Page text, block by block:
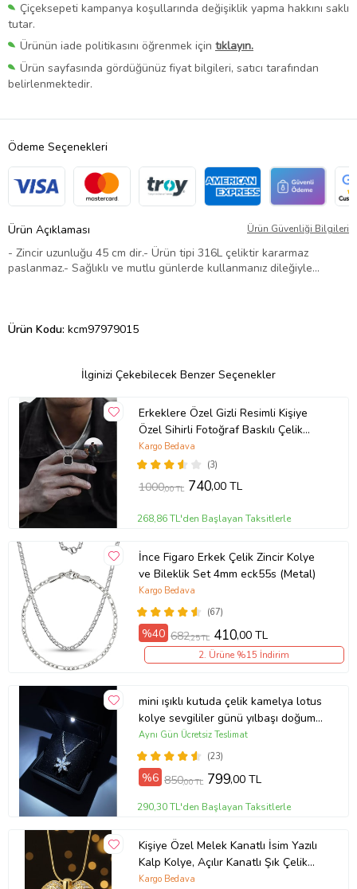
Çiçeksepeti kampanya koşullarında değişiklik yapma hakkını saklı
tutar.
Ürünün iade politikasını öğrenmek için tıklayın.
Ürün sayfasında gördüğünüz fiyat bilgileri, satıcı tarafından
belirlenmektedir.
Ödeme Seçenekleri
Ürün Açıklaması Ürün Güvenliği Bilgileri
- Zincir uzunluğu 45 cm dir.- Ürün tipi 316L çeliktir kararmaz
paslanmaz.- Sağlıklı ve mutlu günlerde kullanmanız dileğiyle…
Ürün Kodu: kcm97979015
İlginizi Çekebilecek Benzer Seçenekler
Erkeklere Özel Gizli Resimli Kişiye
Özel Sihirli Fotoğraf Baskılı Çelik
Yanan Kolye (Gümüş Gri)
(3)
Kargo Bedava
1000,00 TL 740,00 TL
268,86 TL'den Başlayan Taksitlerle
İnce Figaro Erkek Çelik Zincir Kolye
ve Bileklik Set 4mm eck55s (Metal)
(67)
Kargo Bedava
%40 682,25 TL 410,00 TL
2. Ürüne %15 İndirim
mini ışıklı kutuda çelik kamelya lotus
kolye sevgililer günü yılbaşı doğum
günü hediyesi (Gümüş)
(23)
Aynı Gün Ücretsiz Teslimat
%6 850,00 TL 799,00 TL
290,30 TL'den Başlayan Taksitlerle
Kişiye Özel Melek Kanatlı İsim Yazılı
Kalp Kolye, Açılır Kanatlı Şık Çelik
Kolye Sevgililer günü, Eşe, Anneye,
Kargo Bedava